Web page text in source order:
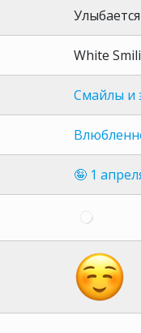
Улыбается
White
Смайлы и
🤪 1